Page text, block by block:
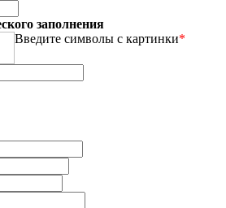
заполнения
Введите символы с картинки*